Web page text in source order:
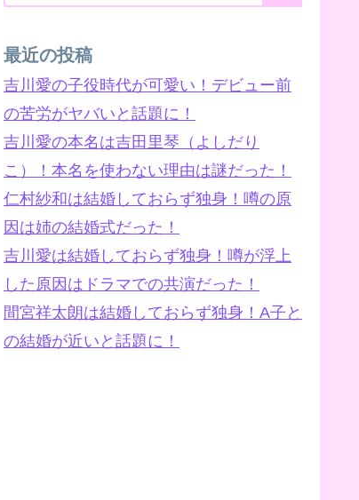
最近の投稿
吉川愛の子役時代が可愛い！デビュー前
の苦労がヤバいと話題に！
吉川愛の本名は吉田里琴（よしだり
こ）！本名を使わない理由は謎だった！
仁村紗和は結婚しておらず独身！噂の原
因は姉の結婚式だった！
吉川愛は結婚しておらず独身！噂が浮上
した原因はドラマでの共演だった！
間宮祥太朗は結婚しておらず独身！A子と
の結婚が近いと話題に！